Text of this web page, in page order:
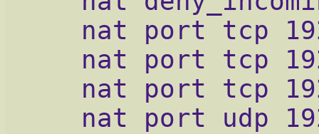
nat port tcp
nat port tcp
nat port tcp
nat port udp